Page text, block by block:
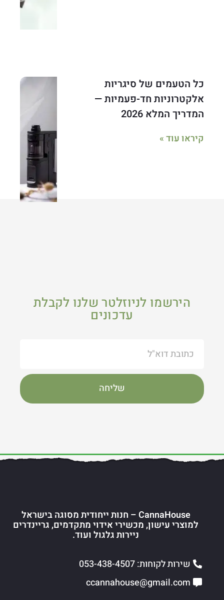
כל הטעמים של סיגריות
אלקטרוניות חד-פעמיות —
המדריך המלא 2026
קיראו עוד »
הירשמו לניוזלטר שלנו לקבלת
עדכונים
שליחה
CannaHouse – חנות ייחודית מסוגה בישראל
למוצרי עישון, מכשירי אידוי מתקדמים, גריינדרים
ניירות גלגול ועוד.
שירות לקוחות: 053-438-4507
ccannahouse@gmail.com